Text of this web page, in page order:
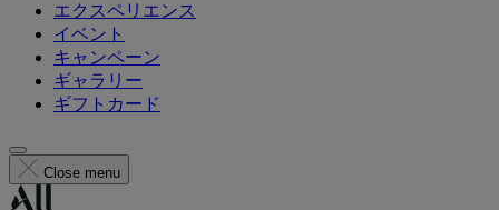
エクスペリエンス
イベント
キャンペーン
ギャラリー
ギフトカード
Close menu